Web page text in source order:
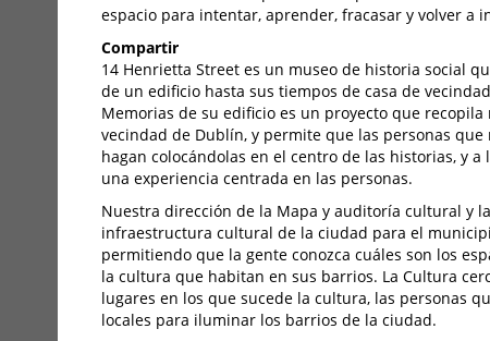
espacio para intentar, aprender, fracasar y volver a
Compartir
14 Henrietta Street es un museo de historia social
de un edificio hasta sus tiempos de casa de
Memorias de su edificio es un proyecto que
vecindad de Dublín, y permite que las personas
hagan colocándolas en el centro de las historias, y
una experiencia centrada en las personas.
Nuestra dirección de la Mapa y auditoría cultural y
infraestructura cultural de la ciudad para el
permitiendo que la gente conozca cuáles son los
la cultura que habitan en sus barrios. La Cultura
lugares en los que sucede la cultura, las personas
locales para iluminar los barrios de la ciudad.